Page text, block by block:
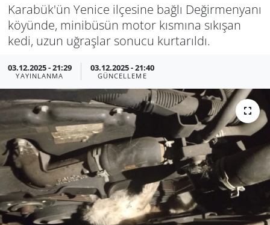
Karabük'ün Yenice ilçesine bağlı Değirmenyanı
köyünde, minibüsün motor kısmına sıkışan
kedi, uzun uğraşlar sonucu kurtarıldı.
03.12.2025 - 21:29
YAYINLANMA
03.12.2025 - 21:40
GÜNCELLEME